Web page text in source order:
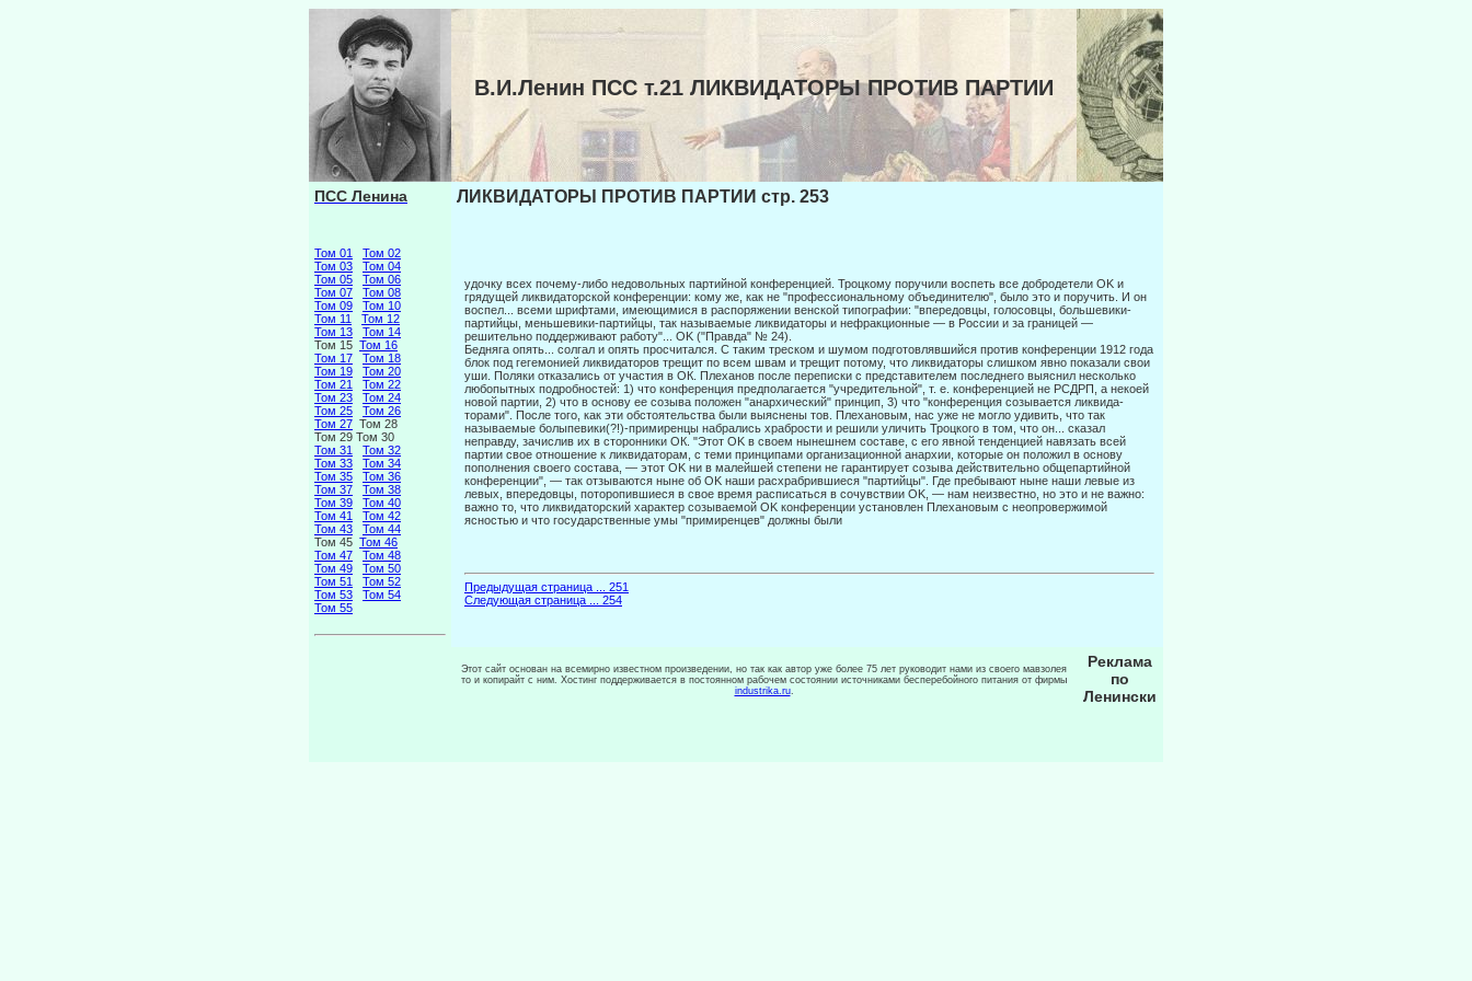
В.И.Ленин ПСС т.21 ЛИКВИДАТОРЫ ПРОТИВ ПАРТИИ
ПСС Ленина
Том 01
Том 02
Том 03
Том 04
Том 05
Том 06
Том 07
Том 08
Том 09
Том 10
Том 11
Том 12
Том 13
Том 14
Том 15 Том 16
Том 17
Том 18
Том 19
Том 20
Том 21
Том 22
Том 23
Том 24
Том 25
Том 26
Том 27 Том 28
Том 29 Том 30
Том 31
Том 32
Том 33
Том 34
Том 35
Том 36
Том 37
Том 38
Том 39
Том 40
Том 41
Том 42
Том 43
Том 44
Том 45 Том 46
Том 47
Том 48
Том 49
Том 50
Том 51
Том 52
Том 53
Том 54
Том 55
ЛИКВИДАТОРЫ ПРОТИВ ПАРТИИ стр. 253
удочку всех почему-либо недовольных партийной конференцией. Троцкому поручили воспеть все добродетели OK и
грядущей ликвидаторской конференции: кому же, как не "профессиональному объединителю", было это и поручить. И он
воспел... всеми шриф­тами, имеющимися в распоряжении венской типографии: "впередовцы, голосовцы, большевики-
партийцы, меньшевики-партийцы, так называемые ликвидаторы и неф­ракционные — в России и за границей —
решительно поддерживают работу"... OK ("Правда" № 24).
Бедняга опять... солгал и опять просчитался. С таким треском и шумом подготов­лявшийся против конференции 1912 года
блок под гегемонией ликвидаторов трещит по всем швам и трещит потому, что ликвидаторы слишком явно показали свои
уши. Поля­ки отказались от участия в ОК. Плеханов после переписки с представителем последне­го выяснил несколько
любопытных подробностей: 1) что конференция предполагается "учредительной", т. е. конференцией не РСДРП, а некоей
новой партии, 2) что в основу ее созыва положен "анархический" принцип, 3) что "конференция созывается ликвида­
торами". После того, как эти обстоятельства были выяснены тов. Плехановым, нас уже не могло удивить, что так
называемые болыпевики(?!)-примиренцы набрались храбро­сти и решили уличить Троцкого в том, что он... сказал
неправду, зачислив их в сторон­ники ОК. "Этот OK в своем нынешнем составе, с его явной тенденцией навязать всей
партии свое отношение к ликвидаторам, с теми принципами организационной анархии, которые он положил в основу
пополнения своего состава, — этот OK ни в малейшей степени не гарантирует созыва действительно общепартийной
конференции", — так отзываются ныне об OK наши расхрабрившиеся "партийцы". Где пребывают ныне на­ши левые из
левых, впередовцы, поторопившиеся в свое время расписаться в сочувст­вии OK, — нам неизвестно, но это и не важно:
важно то, что ликвидаторский характер созываемой OK конференции установлен Плехановым с неопровержимой
ясностью и что государственные умы "примиренцев" должны были
Предыдущая страница ... 251
Следующая страница ... 254
Этот сайт основан на всемирно известном произведении, но так как автор уже более 75 лет руководит нами из своего мавзолея
то и копирайт с ним. Хостинг поддерживается в постоянном рабочем состоянии источниками бесперебойного питания от фирмы
industrika.ru.
Реклама
по
Ленински